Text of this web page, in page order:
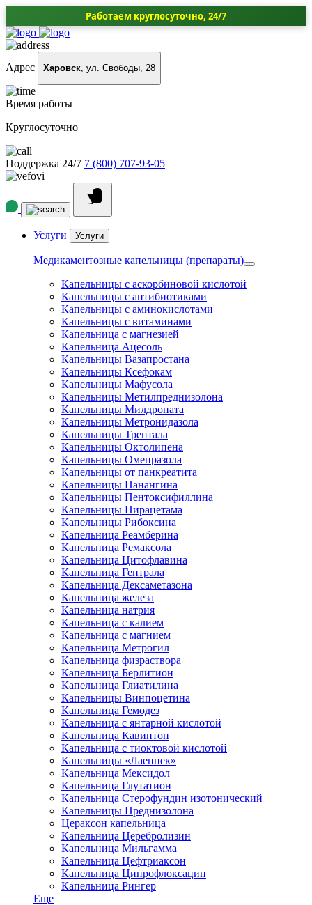
Работаем круглосуточно, 24/7
Адрес Харовск, ул. Свободы, 28
Время работы
Круглосуточно
Поддержка 24/7 7 (800) 707-93-05
Услуги Услуги
Медикаментозные капельницы (препараты)
Капельницы с аскорбиновой кислотой
Капельницы с антибиотиками
Капельницы с аминокислотами
Капельницы с витаминами
Капельница с магнезией
Капельница Ацесоль
Капельницы Вазапростана
Капельницы Ксефокам
Капельницы Мафусола
Капельницы Метилпреднизолона
Капельницы Милдроната
Капельницы Метронидазола
Капельницы Трентала
Капельницы Октолипена
Капельницы Омепразола
Капельницы от панкреатита
Капельницы Панангина
Капельницы Пентоксифиллина
Капельницы Пирацетама
Капельницы Рибоксина
Капельница Реамберина
Капельница Ремаксола
Капельница Цитофлавина
Капельница Гептрала
Капельница Дексаметазона
Капельница железа
Капельница натрия
Капельница с калием
Капельница с магнием
Капельница Метрогил
Капельница физраствора
Капельница Берлитион
Капельница Глиатилина
Капельницы Винпоцетина
Капельница Гемодез
Капельница с янтарной кислотой
Капельница Кавинтон
Капельница с тиоктовой кислотой
Капельницы «Лаеннек»
Капельница Мексидол
Капельница Глутатион
Капельница Стерофундин изотонический
Капельницы Преднизолона
Цераксон капельница
Капельница Церебролизин
Капельница Мильгамма
Капельница Цефтриаксон
Капельница Ципрофлоксацин
Капельница Рингер
Еще